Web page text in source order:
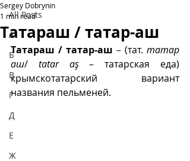
All Posts
А
Б
В
Г
Д
Е
Ж
Татараш / татар-аш
Sergey Dobrynin
1 min read
Татараш / татар-аш – (тат. татар
аш/ tatar aş – татарская еда)
крымскотатарский вариант
названия пельменей.